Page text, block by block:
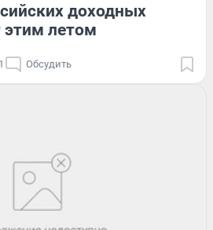
доходных
летом
Обсудить